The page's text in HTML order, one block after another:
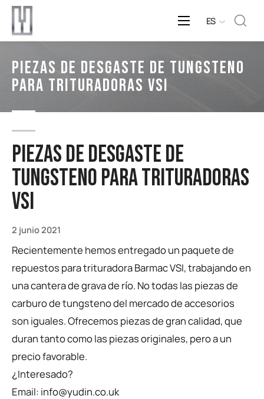
ES
PIEZAS DE DESGASTE DE TUNGSTENO
PARA TRITURADORAS VSI
PIEZAS DE DESGASTE DE
TUNGSTENO PARA TRITURADORAS
VSI
2 junio 2021
Recientemente hemos entregado un paquete de
repuestos para trituradora Barmac VSI, trabajando en
una cantera de grava de río. No todas las piezas de
carburo de tungsteno del mercado de accesorios
son iguales. Ofrecemos piezas de gran calidad, que
duran tanto como las piezas originales, pero a un
precio favorable.
¿Interesado?
Email: info@yudin.co.uk